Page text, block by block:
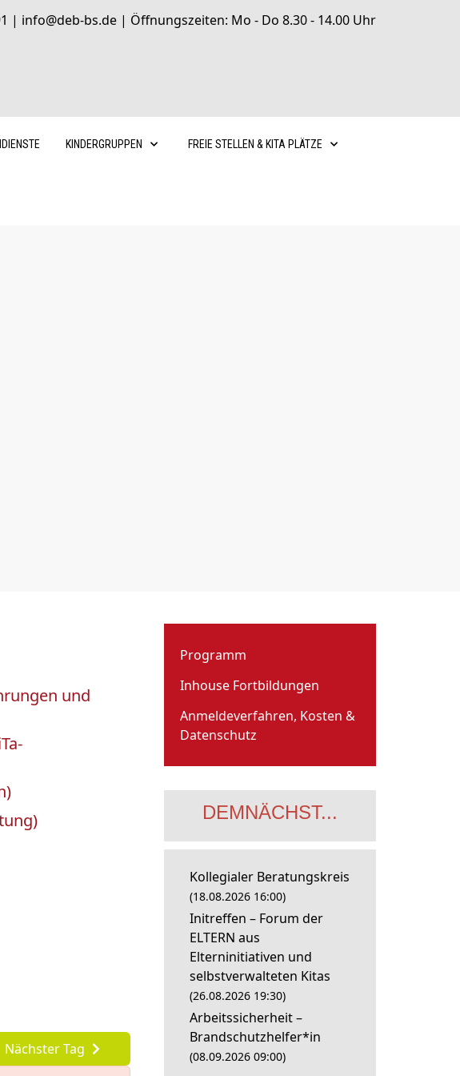
| info@deb-bs.de | Öffnungszeiten: Mo - Do 8.30 - 14.00 Uhr
KINDERGRUPPEN FREIE STELLEN & KITA PLÄTZE
und
Nächster Tag
Programm
Inhouse Fortbildungen
Anmeldeverfahren, Kosten &
Datenschutz
DEMNÄCHST...
Kollegialer Beratungskreis
(18.08.2026 16:00)
Initreffen – Forum der
ELTERN aus
Elterninitiativen und
selbstverwalteten Kitas
(26.08.2026 19:30)
Arbeitssicherheit –
Brandschutzhelfer*in
(08.09.2026 09:00)